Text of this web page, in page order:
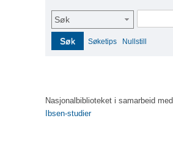
Søk
Søk Søketips Nullstill
Nasjonalbiblioteket i samarbeid med
Ibsen-studier